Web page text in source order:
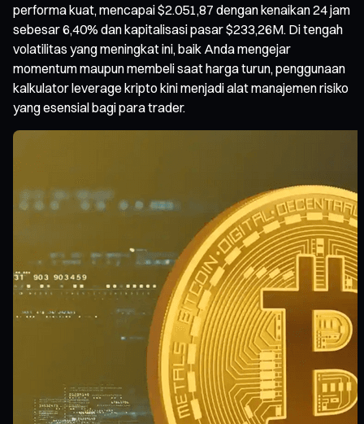
performa kuat, mencapai $2.051,87 dengan kenaikan 24 jam
sebesar 6,40% dan kapitalisasi pasar $233,26M. Di tengah
volatilitas yang meningkat ini, baik Anda mengejar
momentum maupun membeli saat harga turun, penggunaan
kalkulator leverage kripto kini menjadi alat manajemen risiko
yang esensial bagi para trader.